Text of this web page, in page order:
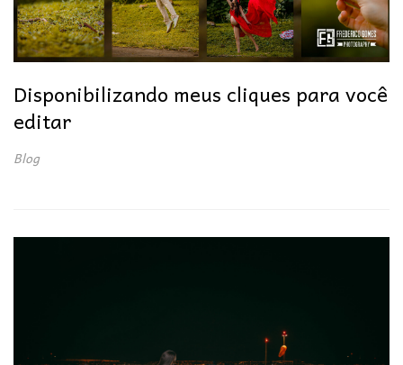
Disponibilizando meus cliques para você
editar
Blog